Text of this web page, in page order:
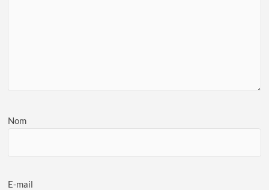
Nom
E-mail